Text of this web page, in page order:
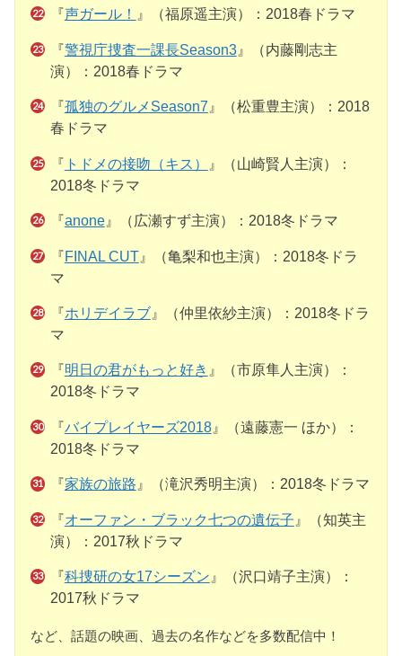
『声ガール！ 』（福原遥主演）：2018春ドラマ
『警視庁捜査一課長Season3』（内藤剛志主
演）：2018春ドラマ
『孤独のグルメSeason7 』（松重豊主演）：2018
春ドラマ
『 トドメの接吻（キス）
』（山崎賢人主演）：
2018冬ドラマ
『anone』（広瀬すず主演）：2018冬ドラマ
『FINAL CUT』（亀梨和也主演）：2018冬ドラ
マ
『ホリデイラブ』（仲里依紗主演）：2018冬ドラ
マ
『 明日の君がもっと好き 』（市原隼人主演）：
2018冬ドラマ
『バイプレイヤーズ2018』（遠藤憲一 ほか）：
2018冬ドラマ
『家族の旅路』（滝沢秀明主演）：2018冬ドラマ
『オーファン・ブラック七つの遺伝子 』（知英主
演）：2017秋ドラマ
『科捜研の女17シーズン』（沢口靖子主演）：
2017秋ドラマ
など、話題の映画、過去の名作などを多数配信中！